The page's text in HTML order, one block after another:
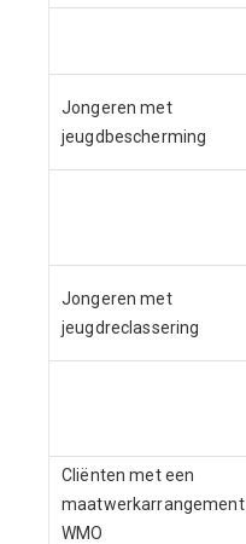
Jongeren met
jeugdbescherming
Jongeren met
jeugdreclassering
Cliënten met een
maatwerkarrangement
WMO